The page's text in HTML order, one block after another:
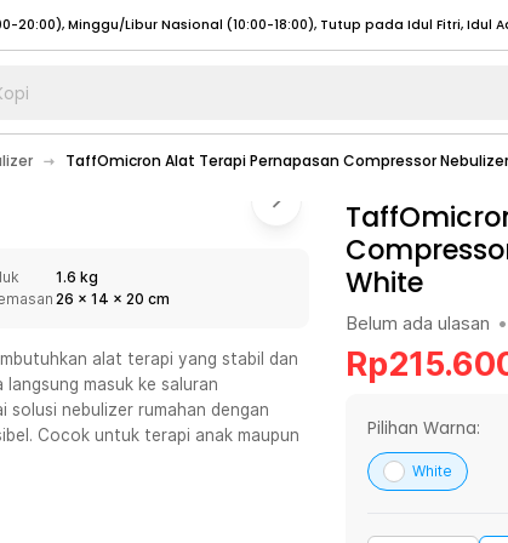
- 20:00), Sabtu - Minggu (08:00 - 20:00), Tutup pada Idul Fitri
Sabtu - Minggu/ Libur Nasional (08:00 - 17:00) Selengkapnya
20:00), Sabtu - Minggu/ Libur Nasional (08:00 - 17:00) Selengkapnya
20:00), Minggu/Libur Nasional (12:00-20:00), Tutup pada Idul Fitri
20:00), Minggu/Libur Nasional (12:00-20:00), Tutup pada Idul Fitri
(07:00 - 20:00), Sabtu - Minggu (08:00 - 20:00), Tutup pada Idul Fitri
20:00), Sabtu - Minggu/ Libur Nasional (08:00 - 17:00) Selengkapnya
TaffOmicron Alat Terapi Pernapasan Compressor
1.6 kg
26 x 14 x 20 cm
alat terapi yang stabil dan
masuk ke saluran
solusi nebulizer rumahan dengan
Cocok untuk terapi anak maupun
White
Belum ada ulasan •
Rp
Pilihan Warna:
White